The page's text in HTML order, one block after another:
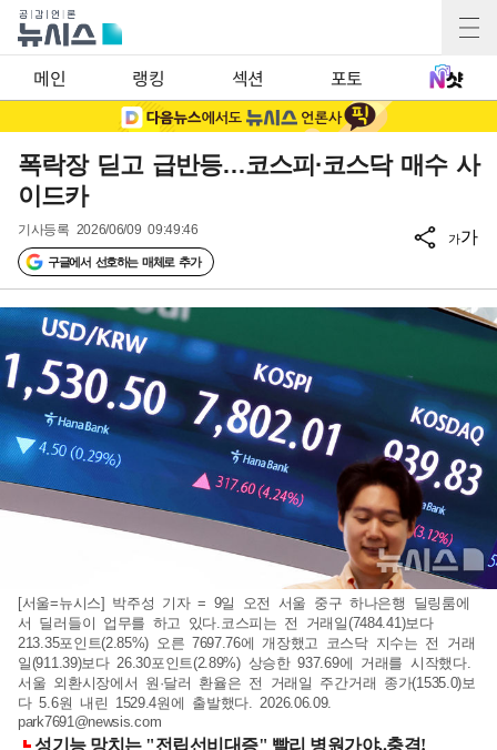
메인 랭킹 섹션 포토
폭락장 딛고 급반등…코스피·코스닥 매수 사
이드카
기사등록 2026/06/09 09:49:46
구글에서 선호하는 매체로 추가
가가
[서울=뉴시스] 박주성 기자 = 9일 오전 서울 중구 하나은행 딜링룸에
서 딜러들이 업무를 하고 있다.코스피는 전 거래일(7484.41)보다
213.35포인트(2.85%) 오른 7697.76에 개장했고 코스닥 지수는 전 거래
일(911.39)보다 26.30포인트(2.89%) 상승한 937.69에 거래를 시작했다.
서울 외환시장에서 원·달러 환율은 전 거래일 주간거래 종가(1535.0)보
다 5.6원 내린 1529.4원에 출발했다. 2026.06.09.
park7691@newsis.com